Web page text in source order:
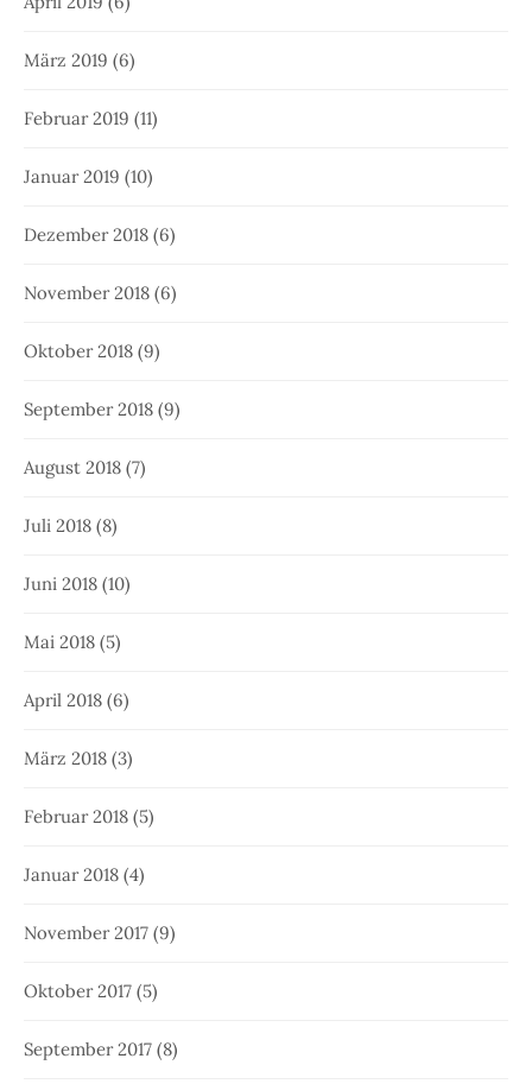
März 2019 (6)
Februar 2019 (11)
Januar 2019 (10)
Dezember 2018 (6)
November 2018 (6)
Oktober 2018 (9)
September 2018 (9)
August 2018 (7)
Juli 2018 (8)
Juni 2018 (10)
Mai 2018 (5)
April 2018 (6)
März 2018 (3)
Februar 2018 (5)
Januar 2018 (4)
November 2017 (9)
Oktober 2017 (5)
September 2017 (8)